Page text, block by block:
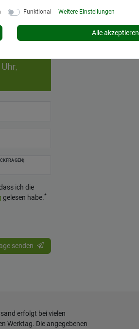
ich die
gelesen habe.*
senden
erfolgt bei vielen
Werktag. Die angegebenen
Funktional Weitere Einstellungen
Alle akzeptieren